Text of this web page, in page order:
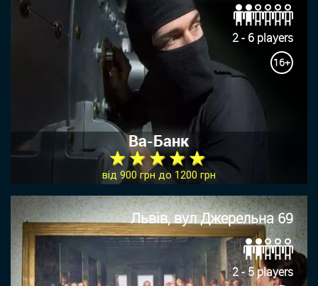
2 - 6 players
16+
Ва-Банк
★ ★ ★ ★ ★
від 900 грн до 1200 грн
Львів, вул Джерельна 69
2 - 5 players